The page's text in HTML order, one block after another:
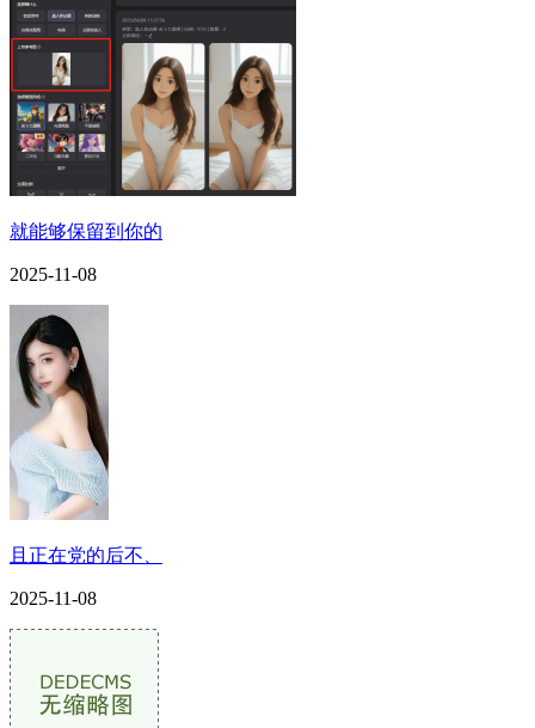
就能够保留到你的
2025-11-08
且正在党的后不、
2025-11-08